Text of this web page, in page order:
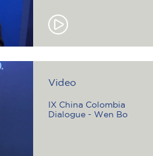
Video
IX China Colombia
Dialogue - Wen Bo